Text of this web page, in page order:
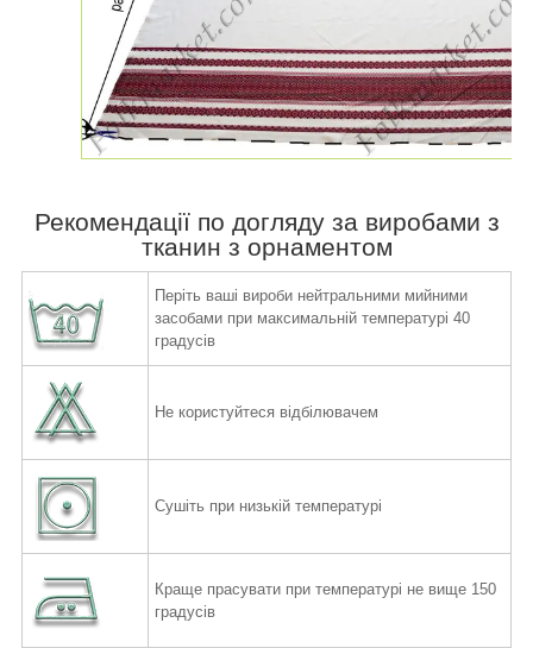
Рекомендації по догляду за виробами з
тканин з орнаментом
Періть ваші вироби нейтральними мийними
засобами при максимальній температурі 40
градусів
Не користуйтеся відбілювачем
Сушіть при низькій температурі
Краще прасувати при температурі не вище 150
градусів